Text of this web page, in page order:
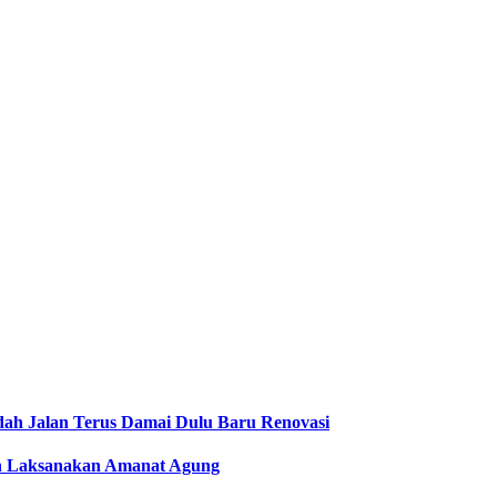
Jalan Terus Damai Dulu Baru Renovasi
Laksanakan Amanat Agung